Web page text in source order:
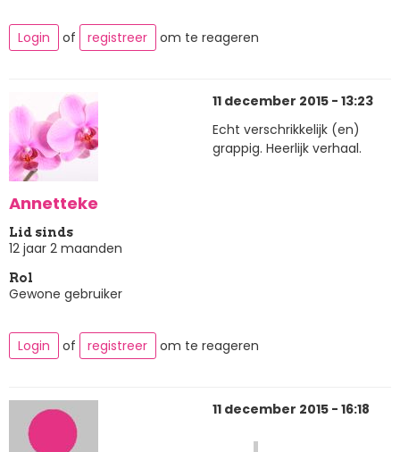
Login of registreer om te reageren
Annetteke
Lid sinds
12 jaar 2 maanden
Rol
Gewone gebruiker
11 december 2015 - 13:23
Echt verschrikkelijk (en)
grappig. Heerlijk verhaal.
Login of registreer om te reageren
11 december 2015 - 16:18